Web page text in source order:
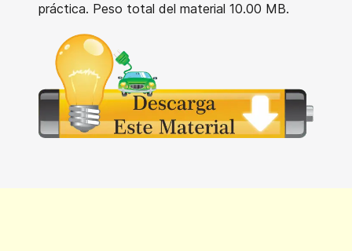
práctica. Peso total del material 10.00 MB.